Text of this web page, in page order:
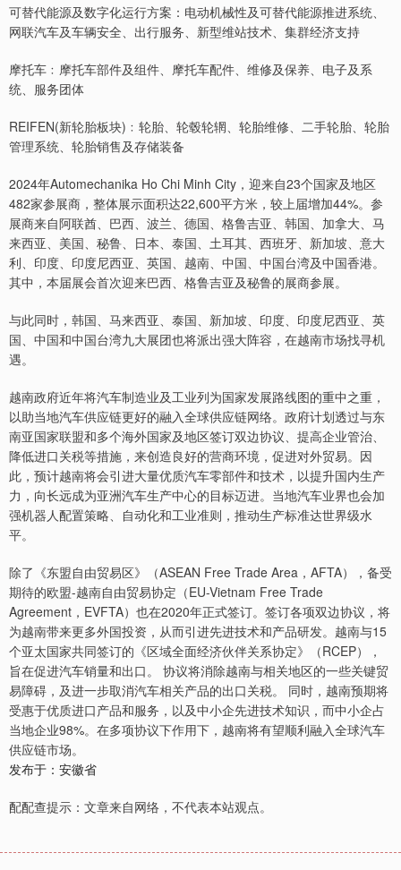
可替代能源及数字化运行方案：电动机械性及可替代能源推进系统、
网联汽车及车辆安全、出行服务、新型维站技术、集群经济支持
摩托车﹕摩托车部件及组件、摩托车配件、维修及保养、电子及系
统、服务团体
REIFEN(新轮胎板块)﹕轮胎、轮毂轮辋、轮胎维修、二手轮胎、轮胎
管理系统、轮胎销售及存储装备
2024年Automechanika Ho Chi Minh City，迎来自23个国家及地区
482家参展商，整体展示面积达22,600平方米，较上届增加44%。参
展商来自阿联酋、巴西、波兰、德国、格鲁吉亚、韩国、加拿大、马
来西亚、美国、秘鲁、日本、泰国、土耳其、西班牙、新加坡、意大
利、印度、印度尼西亚、英国、越南、中国、中国台湾及中国香港。
其中，本届展会首次迎来巴西、格鲁吉亚及秘鲁的展商参展。
与此同时，韩国、马来西亚、泰国、新加坡、印度、印度尼西亚、英
国、中国和中国台湾九大展团也将派出强大阵容，在越南市场找寻机
遇。
越南政府近年将汽车制造业及工业列为国家发展路线图的重中之重，
以助当地汽车供应链更好的融入全球供应链网络。政府计划透过与东
南亚国家联盟和多个海外国家及地区签订双边协议、提高企业管治、
降低进口关税等措施，来创造良好的营商环境，促进对外贸易。因
此，预计越南将会引进大量优质汽车零部件和技术，以提升国内生产
力，向长远成为亚洲汽车生产中心的目标迈进。当地汽车业界也会加
强机器人配置策略、自动化和工业准则，推动生产标准达世界级水
平。
除了《东盟自由贸易区》（ASEAN Free Trade Area，AFTA），备受
期待的欧盟-越南自由贸易协定（EU-Vietnam Free Trade
Agreement，EVFTA）也在2020年正式签订。签订各项双边协议，将
为越南带来更多外国投资，从而引进先进技术和产品研发。越南与15
个亚太国家共同签订的《区域全面经济伙伴关系协定》（RCEP），
旨在促进汽车销量和出口。 协议将消除越南与相关地区的一些关键贸
易障碍，及进一步取消汽车相关产品的出口关税。 同时，越南预期将
受惠于优质进口产品和服务，以及中小企先进技术知识，而中小企占
当地企业98%。在多项协议下作用下，越南将有望顺利融入全球汽车
供应链市场。
发布于：安徽省
配配查提示：文章来自网络，不代表本站观点。